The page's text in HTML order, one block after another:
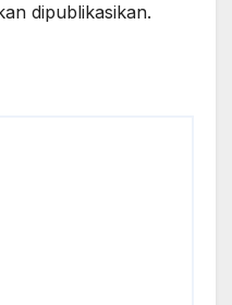
dipublikasikan.